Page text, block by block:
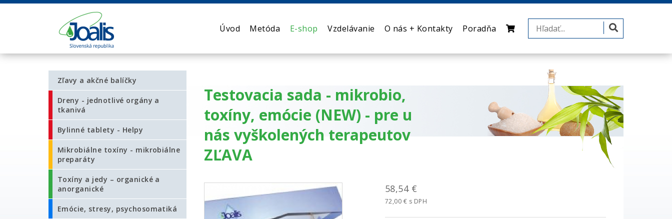
Úvod Metóda E-shop Vzdelávanie O nás + Kontakty Poradňa
Testovacia sada - mikrobio,
toxíny, emócie (NEW) - pre u
nás vyškolených terapeutov
ZĽAVA
58,54 €
72,00 € s DPH
Zľavy a akčné balíčky
Dreny - jednotlivé orgány a
tkanivá
Bylinné tablety - Helpy
Mikrobiálne toxíny - mikrobiálne
preparáty
Toxíny a jedy – organické a
anorganické
Emócie, stresy, psychosomatiká